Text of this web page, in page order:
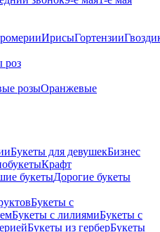
ИрисыГортензии
роз
розыОранжевые
Букеты для девушекБизнес
Крафт
букетыДорогие букеты
Букеты с
Букеты с лилиямиБукеты с
Букеты из герберБукеты